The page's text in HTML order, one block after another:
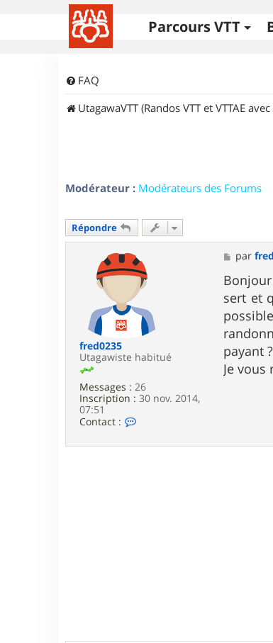
Parcours VTT
FAQ
UtagawaVTT (Randos VTT et VTTAE
Modérateur : Modérateurs des Forums
Répondre
fred0235
Utagawiste habitué
Messages : 26
Inscription : 30 nov. 2014,
07:51
Contact :
M
e
s
s
a
g
e
par
sert et
payant
Je